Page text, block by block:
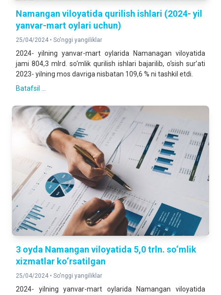
Namangan viloyatida qurilish ishlari (2024- yil
yanvar-mart oylari uchun)
25/04/2024 • So'nggi yangiliklar
2024- yilning yanvar-mart oylarida Namanagan viloyatida
jami 804,3 mlrd. so‘mlik qurilish ishlari bajarilib, o‘sish sur’ati
2023- yilning mos davriga nisbatan 109,6 % ni tashkil etdi.
Batafsil ...
3 oyda Namangan viloyatida 5,0 trln. so‘mlik
xizmatlar ko‘rsatilgan
25/04/2024 • So'nggi yangiliklar
2024- yilning yanvar-mart oylarida Namangan viloyatida